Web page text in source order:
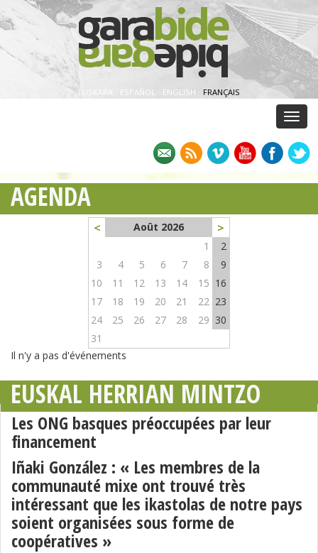
EUSKARA ESPAÑOL · ENGLISH · FRANÇAIS
AGENDA
< Août 2026 >
1
2
3
4 5 6 7 8
9
10
11 12 13 14 15 16
17
18 19 20 21 22 23
24
25 26 27 28 29 30
31
Il n'y a pas d'événements
EUSKAL HERRIAN MINTZO
Les ONG basques préoccupées par leur
financement
Iñaki González : « Les membres de la
communauté mixe ont trouvé très
intéressant que les ikastolas de notre pays
soient organisées sous forme de
coopératives »